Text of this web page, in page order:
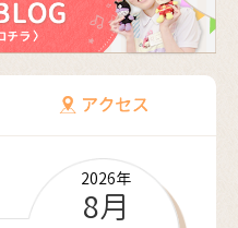
2026年
8月
2026年
9月
2026年
10月
2026年
11月
2026年
12月
2027年
1月
2027年
2月
2027年
3月
2027年
4月
2027年
5月
2027年
6月
2027年
7月